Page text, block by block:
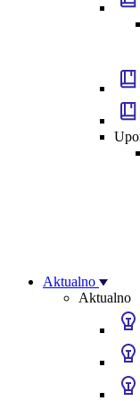
Aktualno
Aktualno